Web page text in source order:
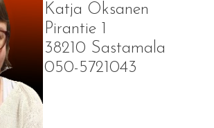
Katja Oksanen
Pirantie 1
38210 Sastamala
050-5721043